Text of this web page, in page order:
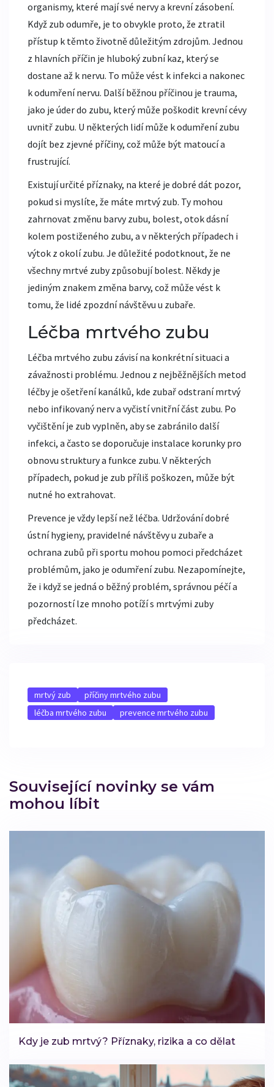
organismy, které mají své nervy a krevní zásobení.
Když zub odumře, je to obvykle proto, že ztratil
přístup k těmto životně důležitým zdrojům. Jednou
z hlavních příčin je hluboký zubní kaz, který se
dostane až k nervu. To může vést k infekci a nakonec
k odumření nervu. Další běžnou příčinou je trauma,
jako je úder do zubu, který může poškodit krevní cévy
uvnitř zubu. U některých lidí může k odumření zubu
dojít bez zjevné příčiny, což může být matoucí a
frustrující.
Existují určité příznaky, na které je dobré dát pozor,
pokud si myslíte, že máte mrtvý zub. Ty mohou
zahrnovat změnu barvy zubu, bolest, otok dásní
kolem postiženého zubu, a v některých případech i
výtok z okolí zubu. Je důležité podotknout, že ne
všechny mrtvé zuby způsobují bolest. Někdy je
jediným znakem změna barvy, což může vést k
tomu, že lidé zpozdní návštěvu u zubaře.
Léčba mrtvého zubu
Léčba mrtvého zubu závisí na konkrétní situaci a
závažnosti problému. Jednou z nejběžnějších metod
léčby je ošetření kanálků, kde zubař odstraní mrtvý
nebo infikovaný nerv a vyčistí vnitřní část zubu. Po
vyčištění je zub vyplněn, aby se zabránilo další
infekci, a často se doporučuje instalace korunky pro
obnovu struktury a funkce zubu. V některých
případech, pokud je zub příliš poškozen, může být
nutné ho extrahovat.
Prevence je vždy lepší než léčba. Udržování dobré
ústní hygieny, pravidelné návštěvy u zubaře a
ochrana zubů při sportu mohou pomoci předcházet
problémům, jako je odumření zubu. Nezapomínejte,
že i když se jedná o běžný problém, správnou péčí a
pozorností lze mnoho potíží s mrtvými zuby
předcházet.
mrtvý zub
příčiny mrtvého zubu
léčba mrtvého zubu
prevence mrtvého zubu
Související novinky se vám
mohou líbit
Kdy je zub mrtvý? Příznaky, rizika a co dělat